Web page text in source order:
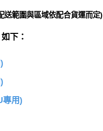
送範圍與區域依配合貨運而定)
下：
專用)